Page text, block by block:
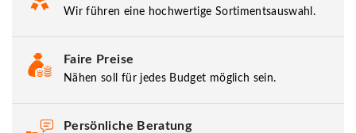
Wir führen eine hochwertige Sortimentsauswahl.
Faire Preise
Nähen soll für jedes Budget möglich sein.
Persönliche Beratung